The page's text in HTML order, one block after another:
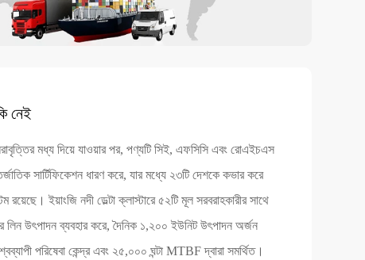
নেই
মধ্য দিয়ে যাওয়ার পর, পণ্যটি সিই, এফসিসি এবং রোএইচএস
সার্টিফিকেশন ধারণ করে, যার মধ্যে ২৩টি দেশকে কভার করে
রয়েছে। ইয়াংজি নদী ডেল্টা ক্লাস্টারে ৫২টি মূল সরবরাহকারীর সাথে
লিন উৎপাদন ব্যবহার করে, দৈনিক ১,২০০ ইউনিট উৎপাদন অর্জন
পরিষেবা কেন্দ্র এবং ২৫,০০০ ঘন্টা MTBF দ্বারা সমর্থিত।